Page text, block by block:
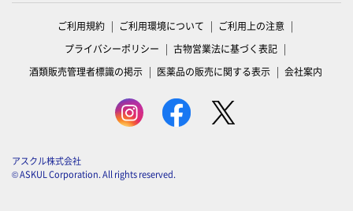
ご利用規約 ご利用環境について
ご利用上の注意
プライバシーポリシー
古物営業法に基づく表記
酒類販売管理者標識の掲示
医薬品の販売に関する表示 会社案内
アスクル株式会社
© ASKUL Corporation. All rights reserved.